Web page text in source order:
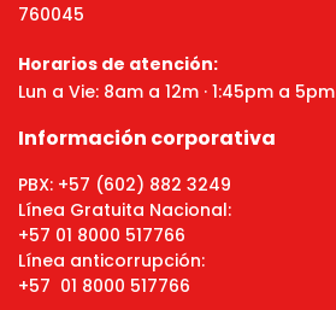
760045
Horarios de atención:
Lun a Vie: 8am a 12m · 1:45pm a 5pm
Información corporativa
PBX: +57 (602) 882 3249
Línea Gratuita Nacional:
+57 01 8000 517766
Línea anticorrupción:
+57 01 8000 517766